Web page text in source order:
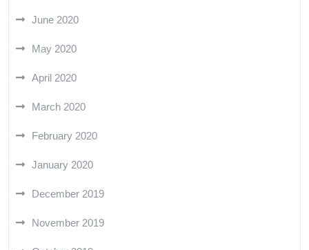
June 2020
May 2020
April 2020
March 2020
February 2020
January 2020
December 2019
November 2019